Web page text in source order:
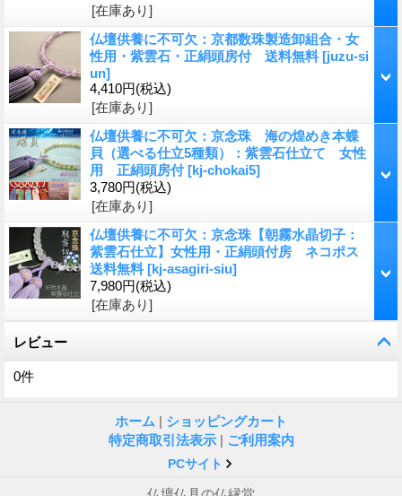
[在庫あり]
仏壇供養に不可欠：京都数珠製造卸組合・女
性用・紫雲石・正絹頭房付 送料無料 [juzu-si
un]
4,410円(税込)
[在庫あり]
仏壇供養に不可欠：京念珠 海の煌めき本蝶
貝（選べる仕立5種類）：紫雲石仕立て 女性
用 正絹頭房付[kj-chokai5]
3,780円(税込)
[在庫あり]
仏壇供養に不可欠：京念珠【朝霧水晶切子：
紫雲石仕立】女性用・正絹頭付房 ネコポス
送料無料 [kj-asagiri-siu]
7,980円(税込)
[在庫あり]
レビュー
0件
ホーム | ショッピングカート
特定商取引法表示 | ご利用案内
PCサイト